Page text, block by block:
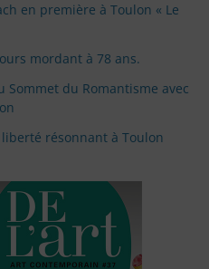
en première à Toulon « Le
mordant à 78 ans.
Sommet du Romantisme avec
liberté résonnant à Toulon